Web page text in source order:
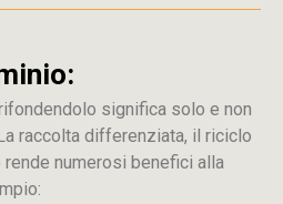
significa solo e non
raccolta differenziata, il riciclo
rende numerosi benefici alla